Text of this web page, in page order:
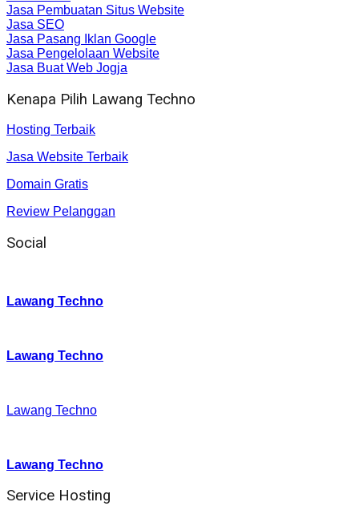
Jasa Pembuatan Situs Website
Jasa SEO
Jasa Pasang Iklan Google
Jasa Pengelolaan Website
Jasa Buat Web Jogja
Kenapa Pilih Lawang Techno
Hosting Terbaik
Jasa Website Terbaik
Domain Gratis
Review Pelanggan
Social
Lawang Techno
Lawang Techno
Lawang Techno
Lawang Techno
Service Hosting